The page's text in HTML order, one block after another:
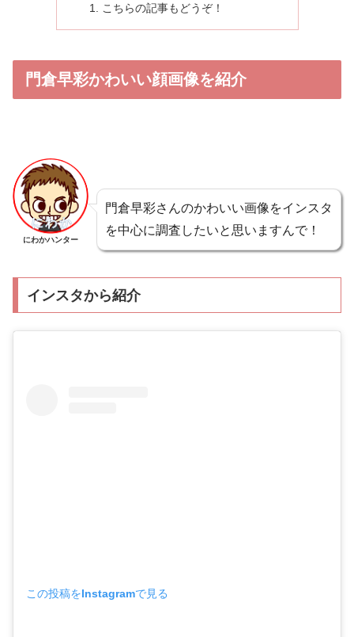
こちらの記事もどうぞ！
門倉早彩かわいい顔画像を紹介
にわかハンター
門倉早彩さんのかわいい画像をインスタ
を中心に調査したいと思いますんで！
インスタから紹介
この投稿をInstagramで見る